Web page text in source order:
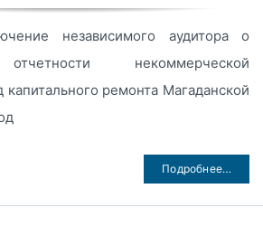
независимого аудитора о
некоммерческой
ремонта Магаданской
Подробнее…